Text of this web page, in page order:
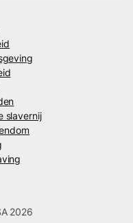
slavernij
2026